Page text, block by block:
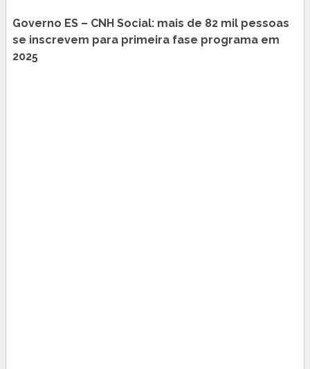
Governo ES – CNH Social: mais de 82 mil pessoas
se inscrevem para primeira fase programa em
2025